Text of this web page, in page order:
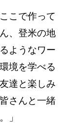
こで作って
、登米の地
ようなワー
境を学べる
達と楽しみ
さんと一緒
」